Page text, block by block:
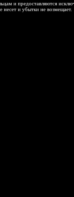
и предоставляются
несет и убытки не возмещает.